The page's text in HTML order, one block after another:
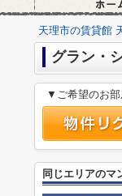
天理市の賃貸館
グラン・
▼ご希望のお部
同じエリアのマ